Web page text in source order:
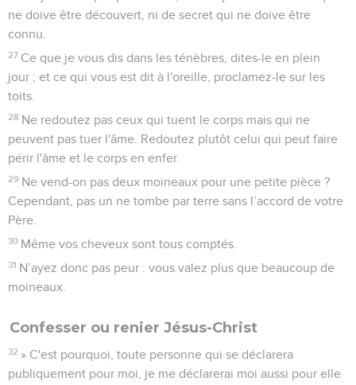
ne doive être découvert, ni de secret qui ne doive être
connu.
27 Ce que je vous dis dans les ténèbres, dites-le en plein
jour ; et ce qui vous est dit à l'oreille, proclamez-le sur les
toits.
28 Ne redoutez pas ceux qui tuent le corps mais qui ne
peuvent pas tuer l'âme. Redoutez plutôt celui qui peut faire
périr l'âme et le corps en enfer.
29 Ne vend-on pas deux moineaux pour une petite pièce ?
Cependant, pas un ne tombe par terre sans l’accord de votre
Père.
30 Même vos cheveux sont tous comptés.
31 N’ayez donc pas peur : vous valez plus que beaucoup de
moineaux.
Confesser ou renier Jésus-Christ
32 » C'est pourquoi, toute personne qui se déclarera
publiquement pour moi, je me déclarerai moi aussi pour elle